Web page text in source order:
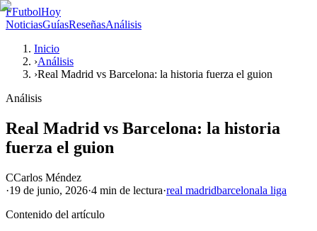
FFutbolHoy
NoticiasGuíasReseñasAnálisis
Inicio
›Análisis
›Real Madrid vs Barcelona: la historia fuerza el guion
Análisis
Real Madrid vs Barcelona: la historia
fuerza el guion
CCarlos Méndez
·19 de junio, 2026·4 min de lectura·real madridbarcelonala liga
Contenido del artículo